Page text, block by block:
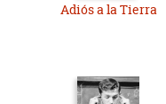
Adiós a la Tierra